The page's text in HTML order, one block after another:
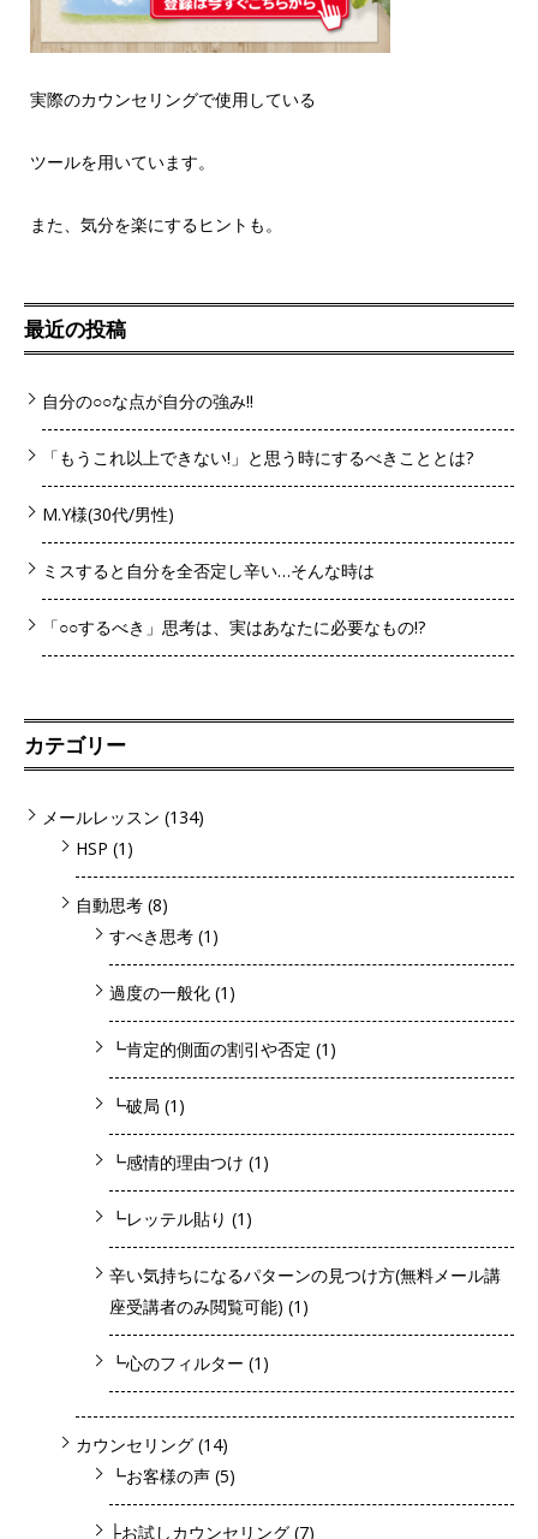
実際のカウンセリングで使用している
ツールを用いています。
また、気分を楽にするヒントも。
最近の投稿
自分の○○な点が自分の強み!!
「もうこれ以上できない!」と思う時にするべきこととは?
M.Y様(30代/男性)
ミスすると自分を全否定し辛い…そんな時は
「○○するべき」思考は、実はあなたに必要なもの!?
カテゴリー
メールレッスン (134)
HSP (1)
自動思考 (8)
すべき思考 (1)
過度の一般化 (1)
┗肯定的側面の割引や否定 (1)
┗破局 (1)
┗感情的理由つけ (1)
┗レッテル貼り (1)
辛い気持ちになるパターンの見つけ方(無料メール講
座受講者のみ閲覧可能) (1)
┗心のフィルター (1)
カウンセリング (14)
┗お客様の声 (5)
├お試しカウンセリング (7)